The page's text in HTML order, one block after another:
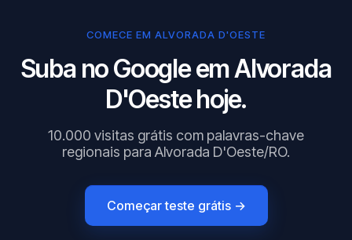
COMECE EM ALVORADA D'OESTE
Suba no Google em Alvorada
D'Oeste hoje.
10.000 visitas grátis com palavras-chave
regionais para Alvorada D'Oeste/RO.
Começar teste grátis →